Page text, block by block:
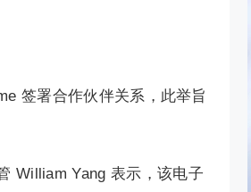
签署合作伙伴关系，此举旨
William Yang 表示，该电子